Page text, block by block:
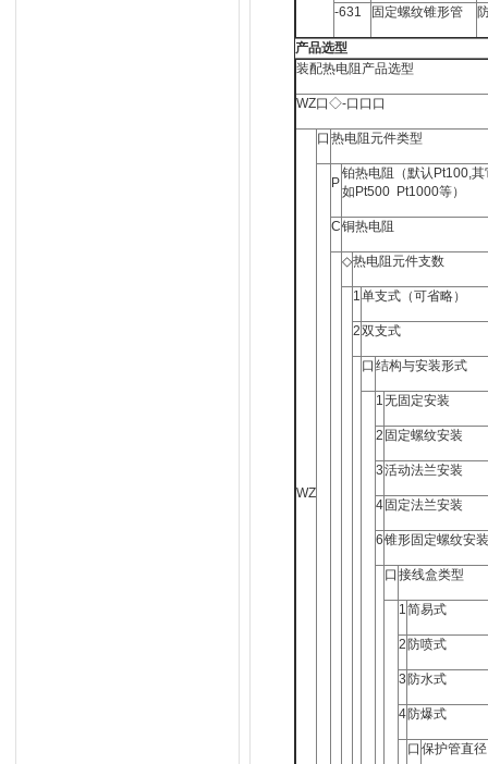
-631 固定螺纹锥形管
产品选型
装配热电阻产品选型
WZ口◇-口口口
WZ
口 热电阻元件类型
P
铂热电阻（默认Pt100,其
如Pt500 Pt1000等）
C铜热电阻
◇热电阻元件支数
1单支式（可省略）
2双支式
口 结构与安装形式
1无固定安装
2 固定螺纹安装
3活动法兰安装
4 固定法兰安装
6锥形固定螺纹安装
口 接线盒类型
1简易式
2 防喷式
3 防水式
4防爆式
口 保护管直径